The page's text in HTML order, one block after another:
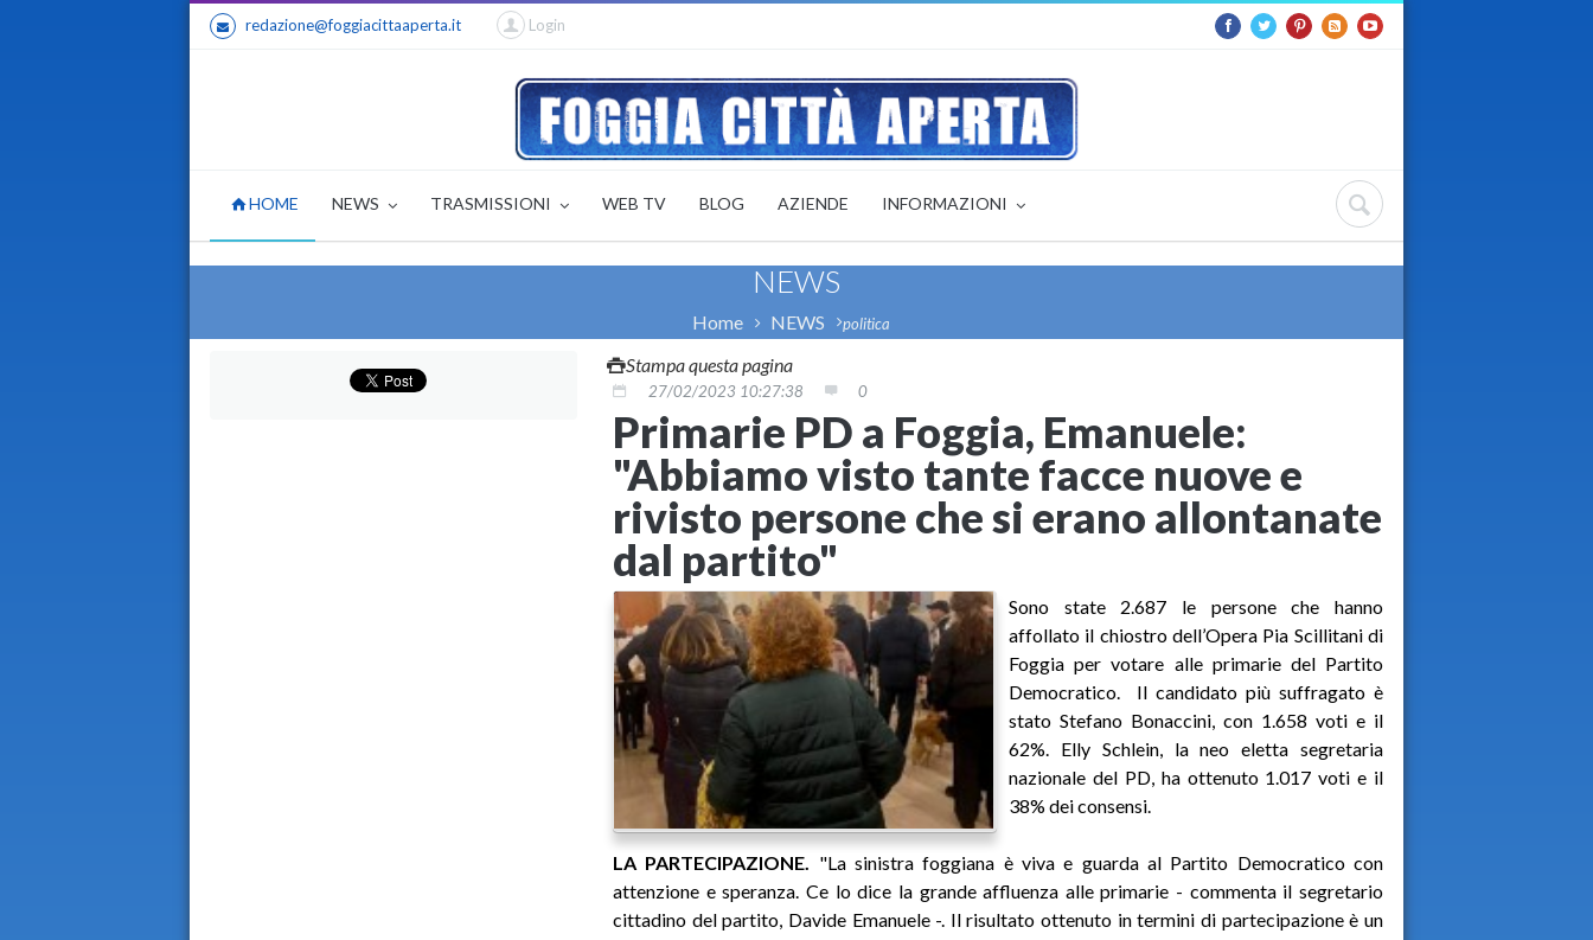
redazione@foggiacittaaperta.it Login
HOME NEWS TRASMISSIONI WEB TV BLOG AZIENDE INFORMAZIONI
NEWS
Home NEWS politica
Stampa questa pagina
27/02/2023 10:27:38 0
Primarie PD a Foggia, Emanuele:
"Abbiamo visto tante facce nuove e
rivisto persone che si erano allontanate
dal partito"
Sono state 2.687 le persone che hanno
affollato il chiostro dell’Opera Pia Scillitani di
Foggia per votare alle primarie del Partito
Democratico. Il candidato più suffragato è
stato Stefano Bonaccini, con 1.658 voti e il
62%. Elly Schlein, la neo eletta segretaria
nazionale del PD, ha ottenuto 1.017 voti e il
38% dei consensi.
LA PARTECIPAZIONE. "La sinistra foggiana è viva e guarda al Partito Democratico con
attenzione e speranza. Ce lo dice la grande affluenza alle primarie - commenta il segretario
cittadino del partito, Davide Emanuele -. Il risultato ottenuto in termini di partecipazione è un